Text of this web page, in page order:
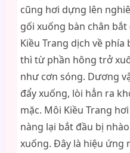
cũng hơi dựng lên
gối xuống bàn chân
Kiều Trang dịch về
thì từ phần hông trở
như cơn sóng. Dương
đẩy xuống, lòi hẳn ra
mặc. Môi Kiều Trang
nàng lại bắt đầu bị
xuống. Đây là hiệu ứng